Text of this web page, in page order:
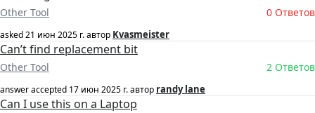
Other Tool 0 Ответов
asked21 июн 2025 г.автор Kvasmeister
Can’t find replacement bit
Other Tool 2 Ответов
answer accepted 17 июн 2025 г.автор randy lane
Can I use this on a Laptop